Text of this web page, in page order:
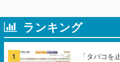
ランキング
1
「タバコを